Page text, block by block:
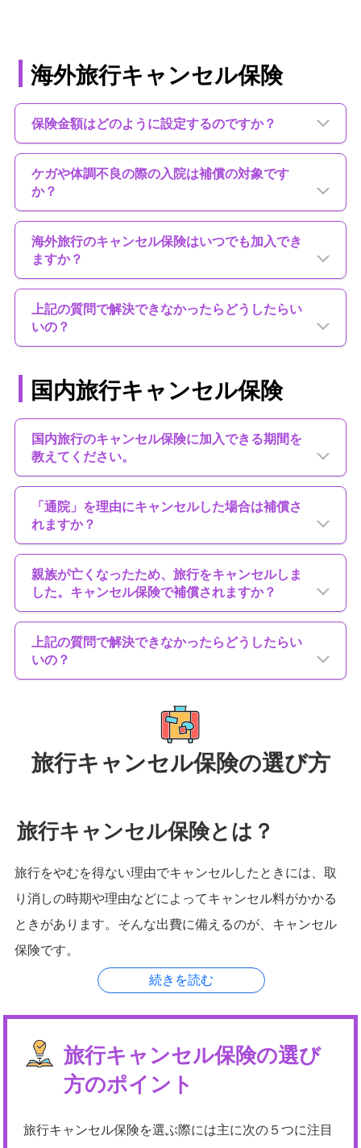
海外旅行キャンセル保険
保険金額はどのように設定するのですか？
ケガや体調不良の際の入院は補償の対象です
か？
海外旅行のキャンセル保険はいつでも加入でき
ますか？
上記の質問で解決できなかったらどうしたらい
いの？
国内旅行キャンセル保険
国内旅行のキャンセル保険に加入できる期間を
教えてください。
「通院」を理由にキャンセルした場合は補償さ
れますか？
親族が亡くなったため、旅行をキャンセルしま
した。キャンセル保険で補償されますか？
上記の質問で解決できなかったらどうしたらい
いの？
旅行キャンセル保険の選び方
旅行キャンセル保険とは？
旅行をやむを得ない理由でキャンセルしたときには、取
り消しの時期や理由などによってキャンセル料がかかる
ときがあります。そんな出費に備えるのが、キャンセル
保険です。
旅行キャンセル保険の選び
方のポイント
旅行キャンセル保険を選ぶ際には主に次の５つに注目